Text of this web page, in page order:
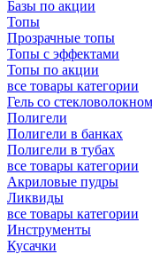
Базы по акции
Топы
Прозрачные топы
Топы с эффектами
Топы по акции
все товары категории
Гель со стекловолокном
Полигели
Полигели в банках
Полигели в тубах
все товары категории
Акриловые пудры
Ликвиды
все товары категории
Инструменты
Кусачки